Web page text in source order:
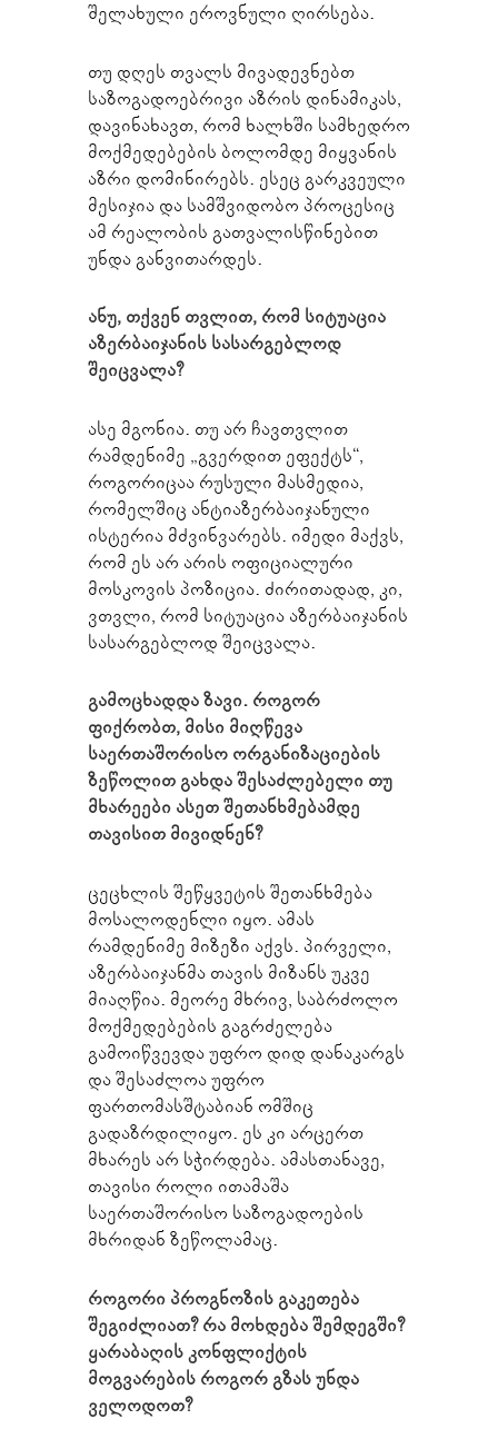
შელახული ეროვნული ღირსება.
თუ დღეს თვალს მივადევნებთ
საზოგადოებრივი აზრის დინამიკას,
დავინახავთ, რომ ხალხში სამხედრო
მოქმედებების ბოლომდე მიყვანის
აზრი დომინირებს. ესეც გარკვეული
მესიჯია და სამშვიდობო პროცესიც
ამ რეალობის გათვალისწინებით
უნდა განვითარდეს.
ანუ, თქვენ თვლით, რომ სიტუაცია
აზერბაიჯანის სასარგებლოდ
შეიცვალა?
ასე მგონია. თუ არ ჩავთვლით
რამდენიმე „გვერდით ეფექტს“,
როგორიცაა რუსული მასმედია,
რომელშიც ანტიაზერბაიჯანული
ისტერია მძვინვარებს. იმედი მაქვს,
რომ ეს არ არის ოფიციალური
მოსკოვის პოზიცია. ძირითადად, კი,
ვთვლი, რომ სიტუაცია აზერბაიჯანის
სასარგებლოდ შეიცვალა.
გამოცხადდა ზავი. როგორ
ფიქრობთ, მისი მიღწევა
საერთაშორისო ორგანიზაციების
ზეწოლით გახდა შესაძლებელი თუ
მხარეები ასეთ შეთანხმებამდე
თავისით მივიდნენ?
ცეცხლის შეწყვეტის შეთანხმება
მოსალოდენლი იყო. ამას
რამდენიმე მიზეზი აქვს. პირველი,
აზერბაიჯანმა თავის მიზანს უკვე
მიაღწია. მეორე მხრივ, საბრძოლო
მოქმედებების გაგრძელება
გამოიწვევდა უფრო დიდ დანაკარგს
და შესაძლოა უფრო
ფართომასშტაბიან ომშიც
გადაზრდილიყო. ეს კი არცერთ
მხარეს არ სჭირდება. ამასთანავე,
თავისი როლი ითამაშა
საერთაშორისო საზოგადოების
მხრიდან ზეწოლამაც.
როგორი პროგნოზის გაკეთება
შეგიძლიათ? რა მოხდება შემდეგში?
ყარაბაღის კონფლიქტის
მოგვარების როგორ გზას უნდა
ველოდოთ?